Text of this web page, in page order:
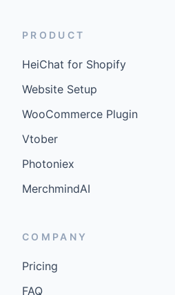
PRODUCT
HeiChat for Shopify
Website Setup
WooCommerce Plugin
Vtober
Photoniex
MerchmindAI
COMPANY
Pricing
FAQ